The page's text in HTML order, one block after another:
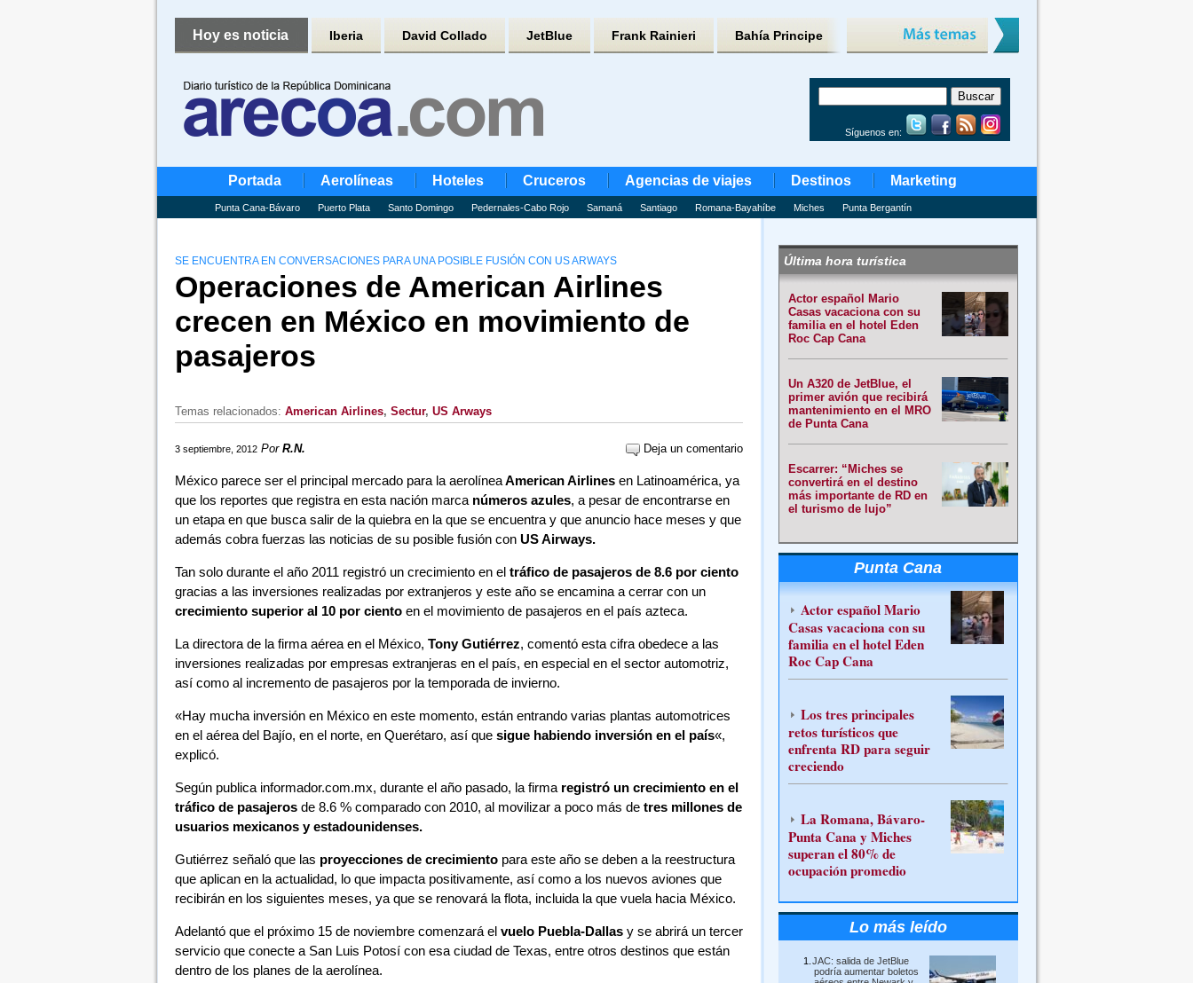
Hoy es noticia Iberia David Collado JetBlue Frank Rainieri Bahía Principe
Síguenos en:
Portada Aerolíneas Hoteles Cruceros Agencias de viajes Destinos Marketing
Punta Cana-Bávaro Puerto Plata Santo Domingo Pedernales-Cabo Rojo Samaná Santiago Romana-Bayahíbe Miches Punta Bergantín
SE ENCUENTRA EN CONVERSACIONES PARA UNA POSIBLE FUSIÓN CON US ARWAYS
Operaciones de American Airlines
crecen en México en movimiento de
pasajeros
Temas relacionados: American Airlines, Sectur, US Arways
3 septiembre, 2012 Por R.N. Deja un comentario
México parece ser el principal mercado para la aerolíneaAmerican Airlinesen Latinoamérica, ya
que los reportes que registra en esta nación marca números azules, a pesar de encontrarse en
un etapa en que busca salir de la quiebra en la que se encuentra y que anuncio hace meses y que
además cobra fuerzas las noticias de su posible fusión conUS Airways.
Tan solo durante el año 2011 registró un crecimiento en el tráfico de pasajeros de 8.6 por ciento
gracias a las inversiones realizadas por extranjeros y este año se encamina a cerrar con un
crecimiento superior al 10 por cientoen el movimiento de pasajeros en el país azteca.
La directora de la firma aérea en el México, Tony Gutiérrez, comentó esta cifra obedece a las
inversiones realizadas por empresas extranjeras en el país, en especial en el sector automotriz,
así como al incremento de pasajeros por la temporada de invierno.
«Hay mucha inversión en México en este momento, están entrando varias plantas automotrices
en el aérea del Bajío, en el norte, en Querétaro, así que sigue habiendo inversión en el país«,
explicó.
Según publica informador.com.mx, durante el año pasado, la firmaregistró un crecimiento en el
tráfico de pasajerosde 8.6 % comparado con 2010, al movilizar a poco más de tres millones de
usuarios mexicanos y estadounidenses.
Gutiérrez señaló que las proyecciones de crecimientopara este año se deben a la reestructura
que aplican en la actualidad, lo que impacta positivamente, así como a los nuevos aviones que
recibirán en los siguientes meses, ya que se renovará la flota, incluida la que vuela hacia México.
Adelantó que el próximo 15 de noviembre comenzará elvuelo Puebla-Dallasy se abrirá un tercer
servicio que conecte a San Luis Potosí con esa ciudad de Texas, entre otros destinos que están
dentro de los planes de la aerolínea.
Última hora turística
Actor español Mario
Casas vacaciona con su
familia en el hotel Eden
Roc Cap Cana
Un A320 de JetBlue, el
primer avión que recibirá
mantenimiento en el MRO
de Punta Cana
Escarrer: “Miches se
convertirá en el destino
más importante de RD en
el turismo de lujo”
Punta Cana
Actor español Mario
Casas vacaciona con su
familia en el hotel Eden
Roc Cap Cana
Los tres principales
retos turísticos que
enfrenta RD para seguir
creciendo
La Romana, Bávaro-
Punta Cana y Miches
superan el 80% de
ocupación promedio
Lo más leído
JAC: salida de JetBlue
podría aumentar boletos